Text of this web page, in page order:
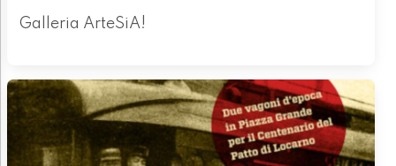
Galleria ArteSiA!